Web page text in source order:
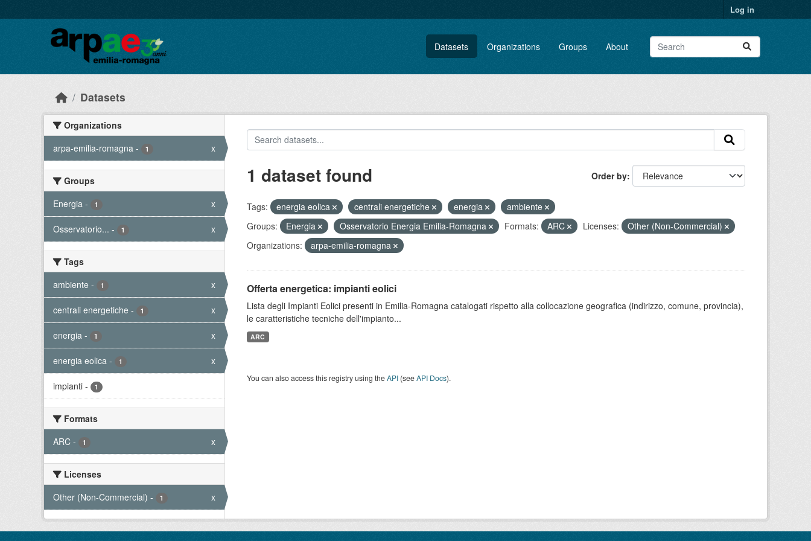
Log in
Datasets Organizations Groups About
Datasets
Organizations
arpa-emilia-romagna - 1 x
Groups
Energia - 1 x
Osservatorio... - 1 x
Tags
ambiente - 1 x
centrali energetiche - 1 x
energia - 1 x
energia eolica - 1 x
impianti - 1
Formats
ARC - 1 x
Licenses
Other (Non-Commercial) - 1 x
Order by
1 dataset found
Tags: energia eolica centrali energetiche energia
ambiente
Groups:
Energia Osservatorio Energia Emilia-Romagna Formats: ARC Licenses:
Other (Non-Commercial)
Organizations:
arpa-emilia-romagna
Offerta energetica: impianti eolici
Lista degli Impianti Eolici presenti in Emilia-Romagna catalogati rispetto alla collocazione geografica (indirizzo, comune, provincia),
le caratteristiche tecniche dell'impianto...
ARC
You can also access this registry using theAPI(seeAPI Docs).